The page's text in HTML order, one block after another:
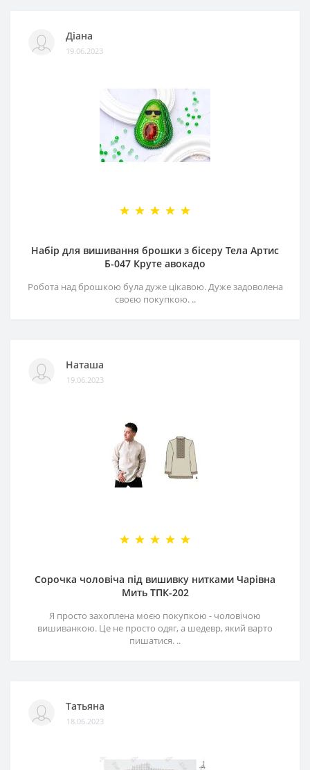
Діана
19.06.2023
Набір для вишивання брошки з бісеру Тела Артис
Б-047 Круте авокадо
Робота над брошкою була дуже цікавою. Дуже задоволена
своєю покупкою. ..
Наташа
19.06.2023
Сорочка чоловіча під вишивку нитками Чарівна
Мить ТПК-202
Я просто захоплена моєю покупкою - чоловічою
вишиванкою. Це не просто одяг, а шедевр, який варто
пишатися. ..
Татьяна
18.06.2023